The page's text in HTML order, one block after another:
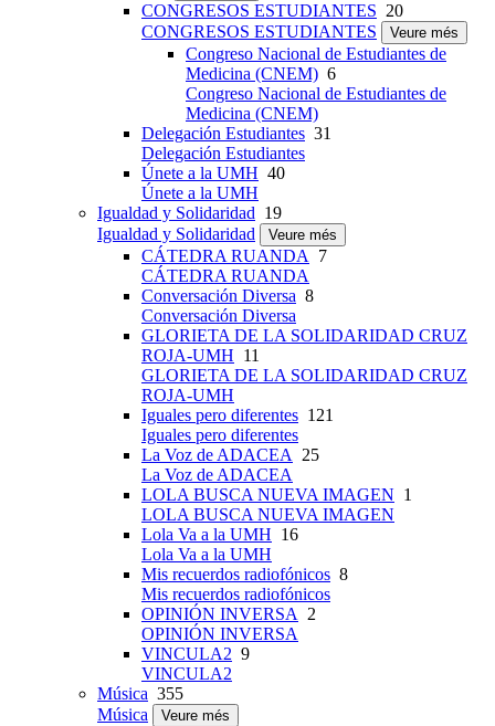
CONGRESOS ESTUDIANTES 20
CONGRESOS ESTUDIANTES
Veure més
Congreso Nacional de Estudiantes de
Medicina (CNEM) 6
Congreso Nacional de Estudiantes de
Medicina (CNEM)
Delegación Estudiantes 31
Delegación Estudiantes
Únete a la UMH 40
Únete a la UMH
Igualdad y Solidaridad 19
Igualdad y Solidaridad
Veure més
CÁTEDRA RUANDA 7
CÁTEDRA RUANDA
Conversación Diversa 8
Conversación Diversa
GLORIETA DE LA SOLIDARIDAD CRUZ
ROJA-UMH 11
GLORIETA DE LA SOLIDARIDAD CRUZ
ROJA-UMH
Iguales pero diferentes 121
Iguales pero diferentes
La Voz de ADACEA 25
La Voz de ADACEA
LOLA BUSCA NUEVA IMAGEN 1
LOLA BUSCA NUEVA IMAGEN
Lola Va a la UMH 16
Lola Va a la UMH
Mis recuerdos radiofónicos 8
Mis recuerdos radiofónicos
OPINIÓN INVERSA 2
OPINIÓN INVERSA
VINCULA2 9
VINCULA2
Música 355
Música
Veure més